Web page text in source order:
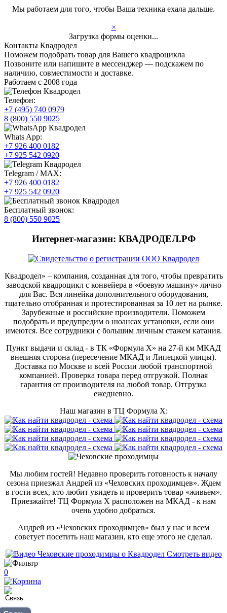
Мы работаем для того, чтобы Ваша техника ехала дальше.
×
Загрузка формы оценки...
Контакты Квадродел
Поможем подобрать товар для Вашего квадроцикла
Позвоните или напишите в мессенджер — подскажем по
наличию, совместимости и доставке.
Работаем с 2008 года
Телефон:
+7 (495) 740 0979
8 (800) 550 9025
Whats App:
+7 926 400 0182
+7 925 542 0920
Telegram / MAX:
+7 926 400 0182
+7 925 542 0920
Бесплатный звонок:
8 (800) 550 9025
Интернет-магазин: КВАДРОДЕЛ.РФ
Квадродел» – компания, созданная для того, чтобы превратить
заводской квадроцикл с конвейера в «боевую машину» лично
для Вас. Вся линейка дополнительного оборудования,
тщательно отобранная и протестированная за 10 лет на рынке.
Зарубежные и российские производители. Поможем
подобрать и предупредим о нюансах установки, если они
имеются. Все сотрудники с большим личным стажем катания.
Пункт выдачи и склад - в ТК «Формула X» на 27-й км МКАД
внешняя сторона (пересечение МКАД и Липецкой улицы).
Доставка по Москве и всей России любой транспортной
компанией. Проверка товара перед отгрузкой. Полная
гарантия от производителя на любой товар. Отгрузка
ежедневно.
Наш магазин в ТЦ Формула Х:
Мы любим гостей! Недавно проверить готовность к началу
сезона приезжал Андрей из «Чеховских проходимцев». Ждем
в гости всех, кто любит увидеть и проверить товар «живьем».
Приезжайте! ТЦ Формула Х расположен на МКАД - к нам
очень удобно добраться.
Андрей из «Чеховских проходимцев» был у нас и всем
советует посетить наш магазин, кто еще этого не сделал.
Смотреть видео
0